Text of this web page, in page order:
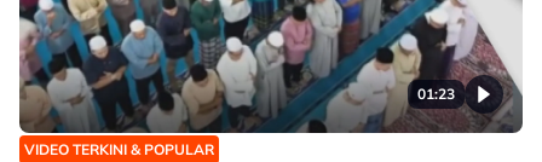
01:23
VIDEO TERKINI & POPULAR